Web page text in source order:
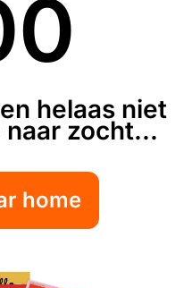
helaas niet
zocht...
home